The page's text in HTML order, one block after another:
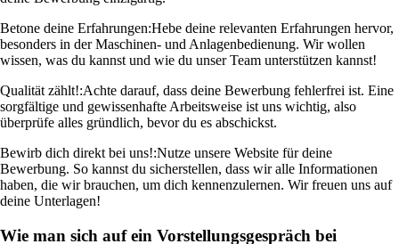
Betone deine Erfahrungen:Hebe deine relevanten Erfahrungen hervor,
besonders in der Maschinen- und Anlagenbedienung. Wir wollen
wissen, was du kannst und wie du unser Team unterstützen kannst!
Qualität zählt!:Achte darauf, dass deine Bewerbung fehlerfrei ist. Eine
sorgfältige und gewissenhafte Arbeitsweise ist uns wichtig, also
überprüfe alles gründlich, bevor du es abschickst.
Bewirb dich direkt bei uns!:Nutze unsere Website für deine
Bewerbung. So kannst du sicherstellen, dass wir alle Informationen
haben, die wir brauchen, um dich kennenzulernen. Wir freuen uns auf
deine Unterlagen!
Wie man sich auf ein Vorstellungsgespräch bei